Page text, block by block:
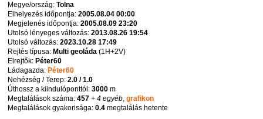
Megye/ország:Tolna
Elhelyezés időpontja:2005.08.04 00:00
Megjelenés időpontja:2005.08.09 23:20
Utolsó lényeges változás:2013.08.26 19:54
Utolsó változás:2023.10.28 17:49
Rejtés típusa: Multi geoláda (1H+2V)
Elrejtők: Péter60
Ládagazda: Péter60
Nehézség / Terep:2.0 / 1.0
Úthossz a kiindulóponttól:3000 m
Megtalálások száma:457 + 4 egyéb,grafikon
Megtalálások gyakorisága:0.4 megtalálás hetente